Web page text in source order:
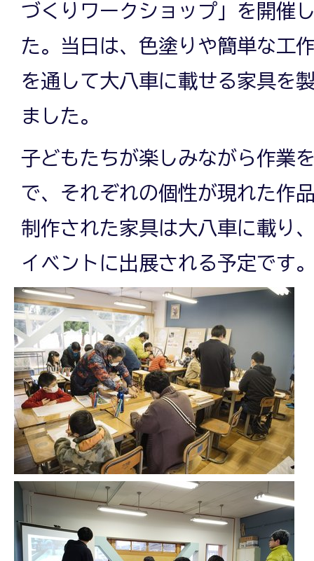
づくりワークショップ」を開催
た。当日は、色塗りや簡単な工
を通して大八車に載せる家具を
ました。
子どもたちが楽しみながら作業
で、それぞれの個性が現れた作
制作された家具は大八車に載り
イベントに出展される予定です